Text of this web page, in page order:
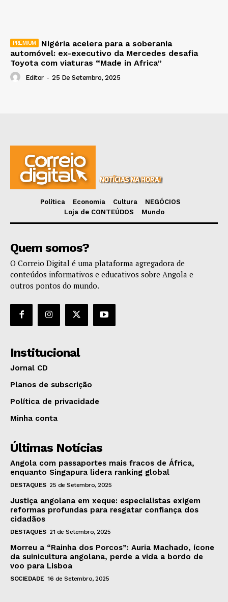
Nigéria acelera para a soberania
automóvel: ex-executivo da Mercedes desafia
Toyota com viaturas “Made in Africa”
Editor - 25 De Setembro, 2025
Política Economia Cultura
NEGÓCIOS
Loja de CONTEÚDOS
Mundo
Quem somos?
O Correio Digital é uma plataforma agregadora de
conteúdos informativos e educativos sobre Angola e
outros pontos do mundo.
Institucional
Jornal CD
Planos de subscrição
Política de privacidade
Minha conta
Últimas Notícias
Angola com passaportes mais fracos de África,
enquanto Singapura lidera ranking global
DESTAQUES 25 de Setembro, 2025
Justiça angolana em xeque: especialistas exigem
reformas profundas para resgatar confiança dos
cidadãos
DESTAQUES 21 de Setembro, 2025
Morreu a “Rainha dos Porcos”: Auria Machado, ícone
da suinicultura angolana, perde a vida a bordo de
voo para Lisboa
SOCIEDADE 16 de Setembro, 2025